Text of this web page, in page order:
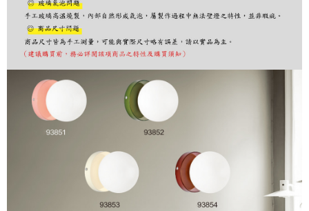
購買商品的店家。未經商家同意取消之訂單仍視為有效，需透過AFTEE先享
後付繳納相關費用。
※ 交易是否成功請以「AFTEE先享後付 」之結帳頁面顯示為準，若有關於
是否繳費成功／繳費後需取消欲退款等相關疑問，請聯繫「AFTEE先享後付
客戶支援中心」https://netprotections.freshdesk.com/support/home
【注意事項】
１．透過由恩沛科技股份有限公司提供之「AFTEE先享後付」服務完成之交
易，需依本服務之必要範圍內提供個人資料，並將交易相關給付款項請求債
權轉讓予恩沛科技股份有限公司。
２．關於個人資料處理事宜，請瀏覽以下網址：
３．未成年的使用者請事先徵得法定代理人或監護人之同意方可使用
「AFTEE先享後付」，若未經同意申辦者引起之損失，本公司不負相關責
４．使用「AFTEE先享後付」時，將依據個別帳號之用戶狀況，依本公司即
時審查核予不同之上限額度；若仍有額度不足之情形，本公司將視審查結果